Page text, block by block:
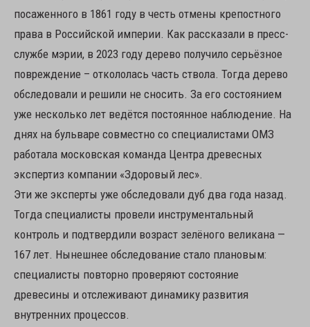
посаженного в 1861 году в честь отмены крепостного
права в Российской империи. Как рассказали в пресс-
службе мэрии, в 2023 году дерево получило серьёзное
повреждение – откололась часть ствола. Тогда дерево
обследовали и решили не сносить. За его состоянием
уже несколько лет ведётся постоянное наблюдение. На
днях на бульваре совместно со специалистами ОМЗ
работала московская команда Центра древесных
экспертиз компании «Здоровый лес».
Эти же эксперты уже обследовали дуб два года назад.
Тогда специалисты провели инструментальный
контроль и подтвердили возраст зелёного великана —
167 лет. Нынешнее обследование стало плановым:
специалисты повторно проверяют состояние
древесины и отслеживают динамику развития
внутренних процессов.